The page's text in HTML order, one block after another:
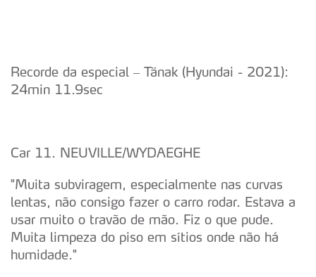
Recorde da especial – Tänak (Hyundai - 2021):
24min 11.9sec
Car 11. NEUVILLE/WYDAEGHE
"Muita subviragem, especialmente nas curvas
lentas, não consigo fazer o carro rodar. Estava a
usar muito o travão de mão. Fiz o que pude.
Muita limpeza do piso em sítios onde não há
humidade."